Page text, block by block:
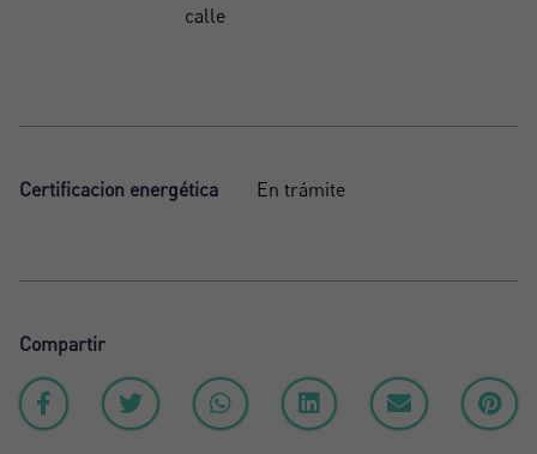
calle
Certificacion energética En trámite
Compartir